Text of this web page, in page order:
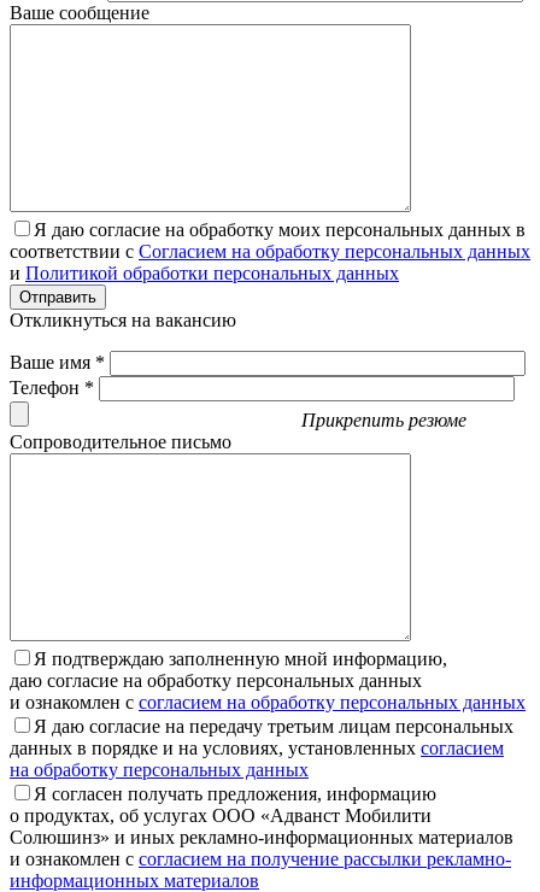
Ваше сообщение
Я даю согласие на обработку моих персональных данных в
соответствии с Согласием на обработку персональных данных
и Политикой обработки персональных данных
Отправить
Откликнуться на вакансию
Ваше имя *
Телефон *
Прикрепить резюме
Сопроводительное письмо
Я подтверждаю заполненную мной информацию,
даю согласие на обработку персональных данных
и ознакомлен с согласием на обработку персональных данных
Я даю согласие на передачу третьим лицам персональных
данных в порядке и на условиях, установленных согласием
на обработку персональных данных
Я согласен получать предложения, информацию
о продуктах, об услугах ООО «Адванст Мобилити
Солюшинз» и иных рекламно-информационных материалов
и ознакомлен с согласием на получение рассылки рекламно-
информационных материалов